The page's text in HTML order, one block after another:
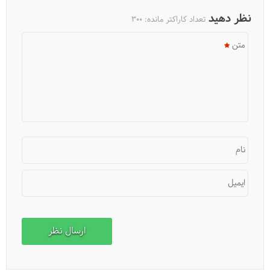
نظر دهید تعداد کاراکتر مانده: 300
متن
نام
ایمیل